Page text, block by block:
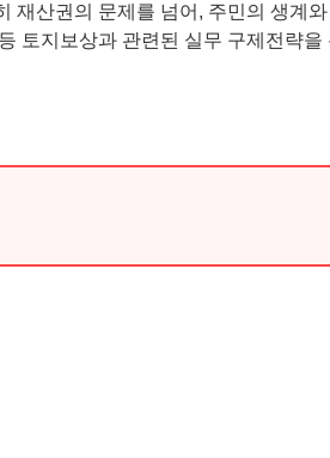
재산권의 문제를 넘어, 주민의 생계
토지보상과 관련된 실무 구제전략을